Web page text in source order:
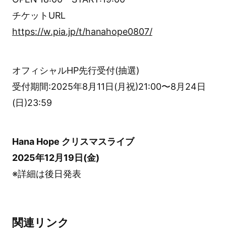
チケットURL
https://w.pia.jp/t/hanahope0807/
オフィシャルHP先行受付(抽選)
受付期間:2025年8月11日(月祝)21:00〜8月24日
(日)23:59
Hana Hope クリスマスライブ
2025年12月19日(金)
※詳細は後日発表
関連リンク